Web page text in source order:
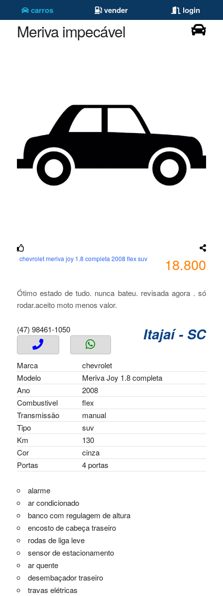
carros vender login
Meriva impecável
chevrolet meriva joy 1.8 completa 2008 flex suv 18.800
Ótimo estado de tudo. nunca bateu. revisada agora . só
rodar.aceito moto menos valor.
Itajaí - SC
(47) 98461-1050
Marca
chevrolet
Modelo
Meriva Joy 1.8 completa
Ano
2008
Combustivel
flex
Transmissão
manual
Tipo
suv
Km
130
Cor
cinza
Portas
4 portas
alarme
ar condicionado
banco com regulagem de altura
encosto de cabeça traseiro
rodas de liga leve
sensor de estacionamento
ar quente
desembaçador traseiro
travas elétricas